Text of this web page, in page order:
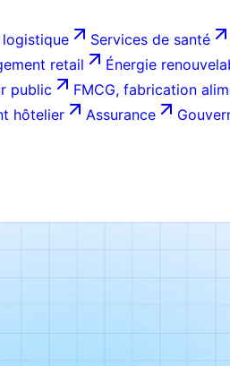
logistique Services de santé
retail
Énergie
public
FMCG, fabrication
hôtelier Assurance